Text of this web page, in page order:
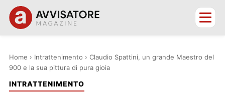
Home › Intrattenimento › Claudio Spattini, un grande Maestro del
900 e la sua pittura di pura gioia
INTRATTENIMENTO